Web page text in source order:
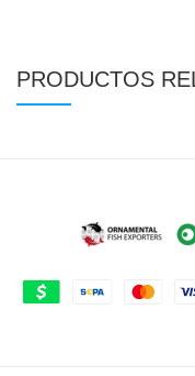
PRODUCTOS